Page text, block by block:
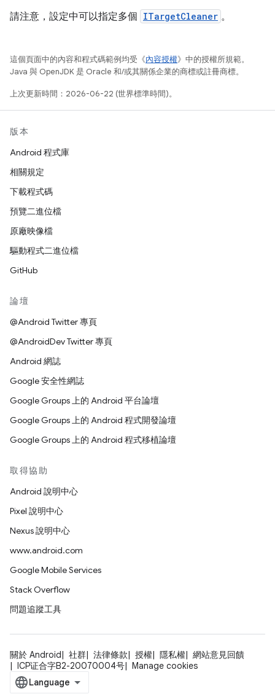
請注意，設定中可以指定多個 ITargetCleaner 。
這個頁面中的內容和程式碼範例均受《內容授權》中的授權所規範。
Java 與 OpenJDK 是 Oracle 和/或其關係企業的商標或註冊商標。
上次更新時間：2026-06-22 (世界標準時間)。
版本
Android 程式庫
相關規定
下載程式碼
預覽二進位檔
原廠映像檔
驅動程式二進位檔
GitHub
論壇
@Android Twitter 專頁
@AndroidDev Twitter 專頁
Android 網誌
Google 安全性網誌
Google Groups 上的 Android 平台論壇
Google Groups 上的 Android 程式開發論壇
Google Groups 上的 Android 程式移植論壇
取得協助
Android 說明中心
Pixel 說明中心
Nexus 說明中心
www.android.com
Google Mobile Services
Stack Overflow
問題追蹤工具
關於 Android 社群 法律條款 授權 隱私權
網站意見回饋
ICP证合字B2-20070004号
Manage cookies